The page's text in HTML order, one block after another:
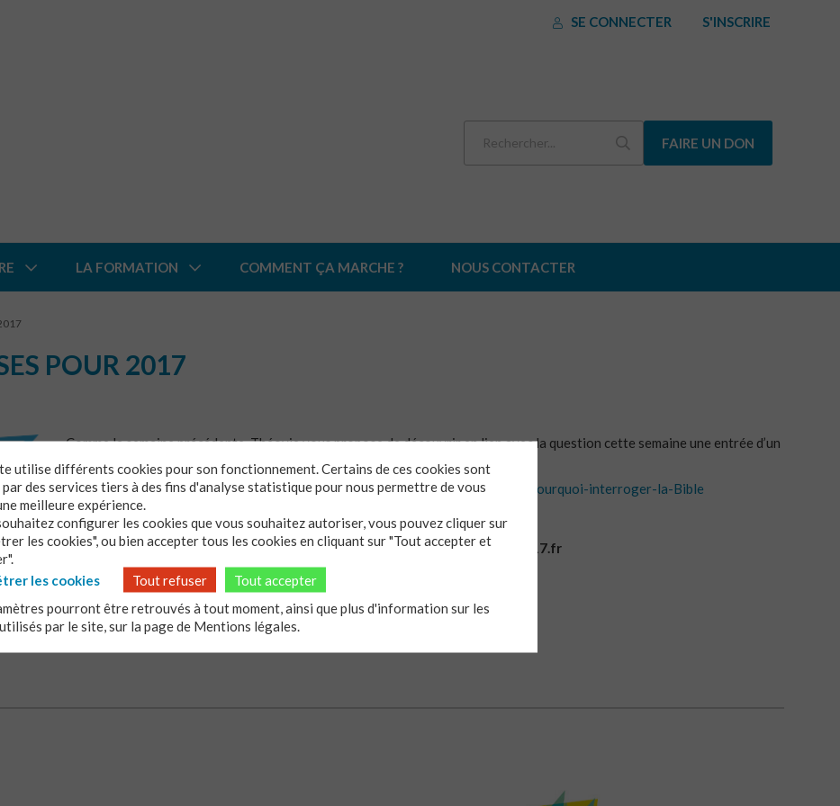
SE CONNECTER S'INSCRIRE
FAIRE UN DON
LA FORMATION COMMENT ÇA MARCHE ? NOUS CONTACTER
POUR 2017
Comme la semaine précédente, Théovie vous propose de découvrir en lien avec la question cette semaine une entrée d’un
http://www.theovie.org/Vivre-et-agir-dans-la-foi/Couples-parents-familles/Pourquoi-interroger-la-Bible
Vous ne pouvez pas y accéder? Inscrivez-vous au module! C’est gratuit!
N’hésitez pas à visiter aussi le blog dédié aux « Thèses 2017 »:www.theses2017.fr
utilise différents cookies pour son fonctionnement. Certains de ces cookies sont
par des services tiers à des fins d'analyse statistique pour nous permettre de vous
meilleure expérience.
configurer les cookies que vous souhaitez autoriser, vous pouvez cliquer sur
les cookies", ou bien accepter tous les cookies en cliquant sur "Tout accepter et
les cookies
Tout refuser
Tout accepter
pourront être retrouvés à tout moment, ainsi que plus d'information sur les
par le site, sur la page de Mentions légales.